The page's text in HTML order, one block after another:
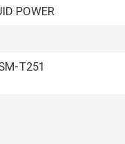
POWER
T251